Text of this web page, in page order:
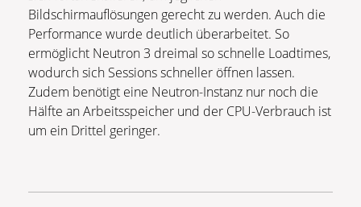
Bildschirmauflösungen gerecht zu werden. Auch die
Performance wurde deutlich überarbeitet. So
ermöglicht Neutron 3 dreimal so schnelle Loadtimes,
wodurch sich Sessions schneller öffnen lassen.
Zudem benötigt eine Neutron-Instanz nur noch die
Hälfte an Arbeitsspeicher und der CPU-Verbrauch ist
um ein Drittel geringer.